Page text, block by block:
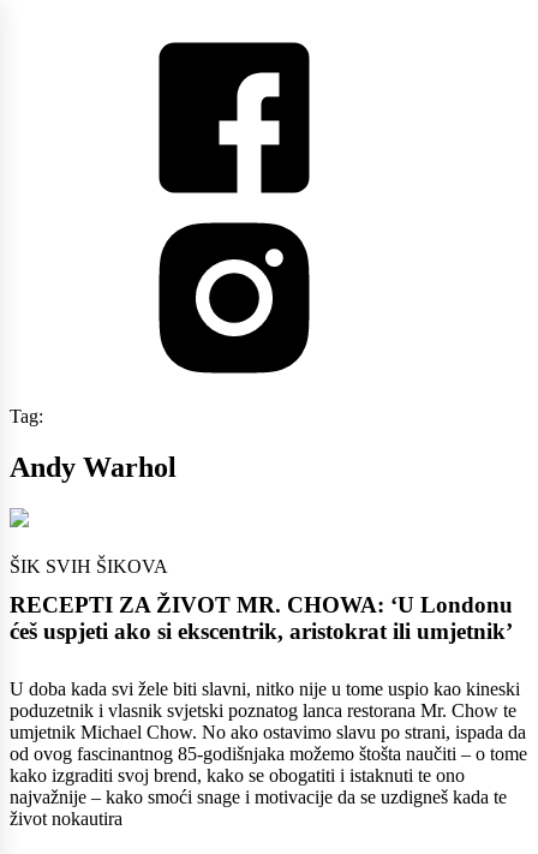
Tag:
Andy Warhol
ŠIK SVIH ŠIKOVA
RECEPTI ZA ŽIVOT MR. CHOWA: ‘U Londonu
ćeš uspjeti ako si ekscentrik, aristokrat ili umjetnik’
U doba kada svi žele biti slavni, nitko nije u tome uspio kao kineski
poduzetnik i vlasnik svjetski poznatog lanca restorana Mr. Chow te
umjetnik Michael Chow. No ako ostavimo slavu po strani, ispada da
od ovog fascinantnog 85-godišnjaka možemo štošta naučiti – o tome
kako izgraditi svoj brend, kako se obogatiti i istaknuti te ono
najvažnije – kako smoći snage i motivacije da se uzdigneš kada te
život nokautira